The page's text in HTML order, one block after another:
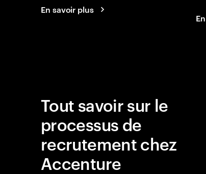
En savoir plus
Tout savoir sur le
processus de
recrutement chez
Accenture